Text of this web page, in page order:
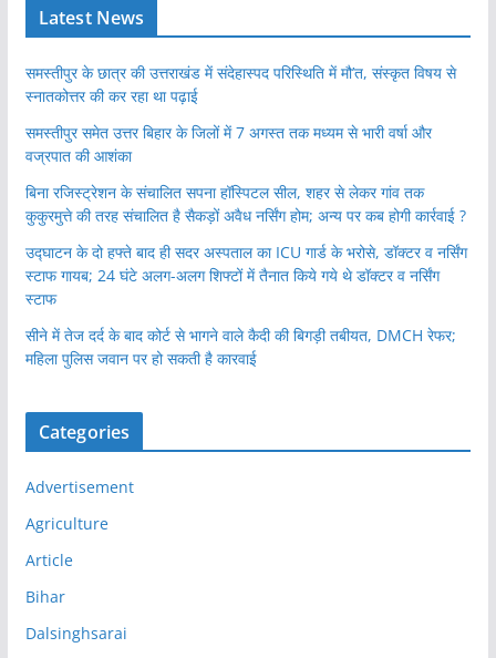
Latest News
समस्तीपुर के छात्र की उत्तराखंड में संदेहास्पद परिस्थिति में मौ’त, संस्कृत विषय से
स्नातकोत्तर की कर रहा था पढ़ाई
समस्तीपुर समेत उत्तर बिहार के जिलों में 7 अगस्त तक मध्यम से भारी वर्षा और
वज्रपात की आशंका
बिना रजिस्ट्रेशन के संचालित सपना हॉस्पिटल सील, शहर से लेकर गांव तक
कुकुरमुत्ते की तरह संचालित है सैकड़ों अवैध नर्सिंग होम; अन्य पर कब होगी कार्रवाई ?
उद्घाटन के दो हफ्ते बाद ही सदर अस्पताल का ICU गार्ड के भरोसे, डॉक्टर व नर्सिंग
स्टाफ गायब; 24 घंटे अलग-अलग शिफ्टों में तैनात किये गये थे डॉक्टर व नर्सिंग
स्टाफ
सीने में तेज दर्द के बाद कोर्ट से भागने वाले कैदी की बिगड़ी तबीयत, DMCH रेफर;
महिला पुलिस जवान पर हो सकती है कारवाई
Categories
Advertisement
Agriculture
Article
Bihar
Dalsinghsarai